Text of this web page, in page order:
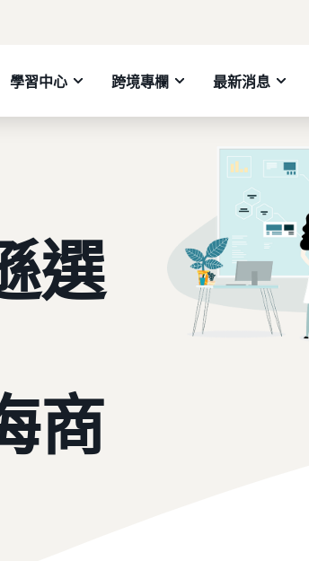
學習中心 跨境專欄 最新消息
選
商